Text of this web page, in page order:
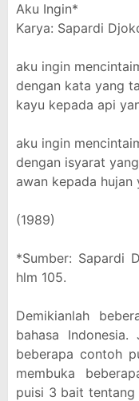
Aku Ingin*
Karya: Sapardi
aku ingin
dengan kata yang
kayu kepada api
aku ingin
dengan isyarat
awan kepada hujan
(1989)
*Sumber: Sapardi
hlm 105.
Demikianlah
bahasa
beberapa contoh
membuka
puisi 3 bait